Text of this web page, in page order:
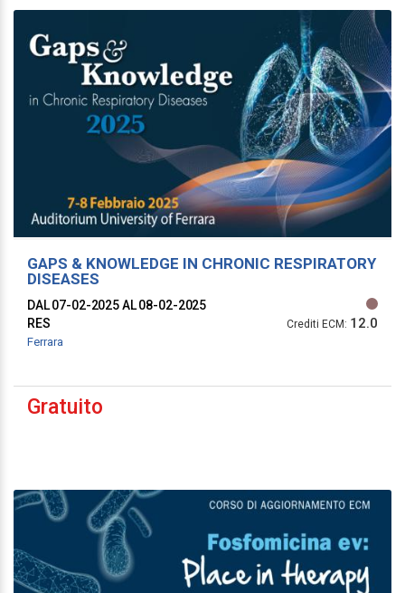
GAPS & KNOWLEDGE IN CHRONIC RESPIRATORY
DISEASES
DAL 07-02-2025AL 08-02-2025
RES
Crediti ECM: 12.0
Ferrara
Gratuito